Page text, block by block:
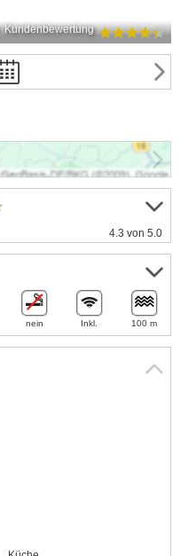
Kundenbewertung
4.3 von 5.0
nein Inkl. 100 m